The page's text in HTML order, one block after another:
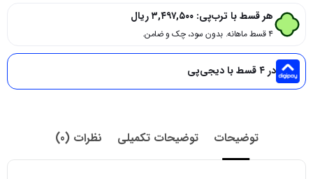
هر قسط با ترب‌پی: ۳,۴۹۷,۵۰۰ریال
۴ قسط ماهانه. بدون سود، چک و ضامن.
در ۴ قسط با دیجی‌پی
توضیحات توضیحات تکمیلی نظرات (0)